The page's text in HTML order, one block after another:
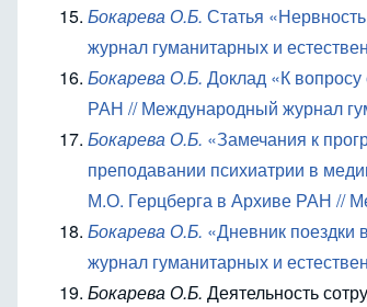
Бокарева О.Б. Статья
журнал гуманитарных и
Бокарева О.Б. Доклад «К
РАН // Международный журнал
Бокарева О.Б. «Замечания к
преподавании психиатрии в
М.О. Герцберга в Архиве РАН //
Бокарева О.Б. «Дневник
журнал гуманитарных и
Бокарева О.Б. Деятельность